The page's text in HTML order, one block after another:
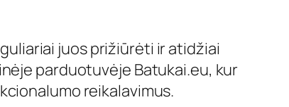
juos prižiūrėti ir atidžiai
parduotuvėje Batukai.eu, kur
reikalavimus.